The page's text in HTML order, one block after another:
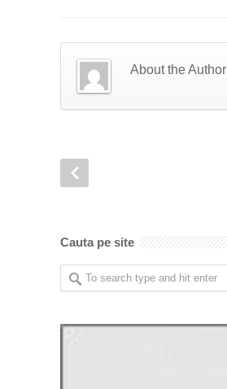
About the Author
Cauta pe site